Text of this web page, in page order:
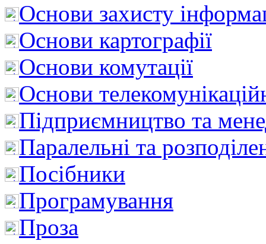
Основи захисту
Основи картографії
Основи комутації
Основи
Підприємництво та
Паралельні та
Посібники
Програмування
Проза